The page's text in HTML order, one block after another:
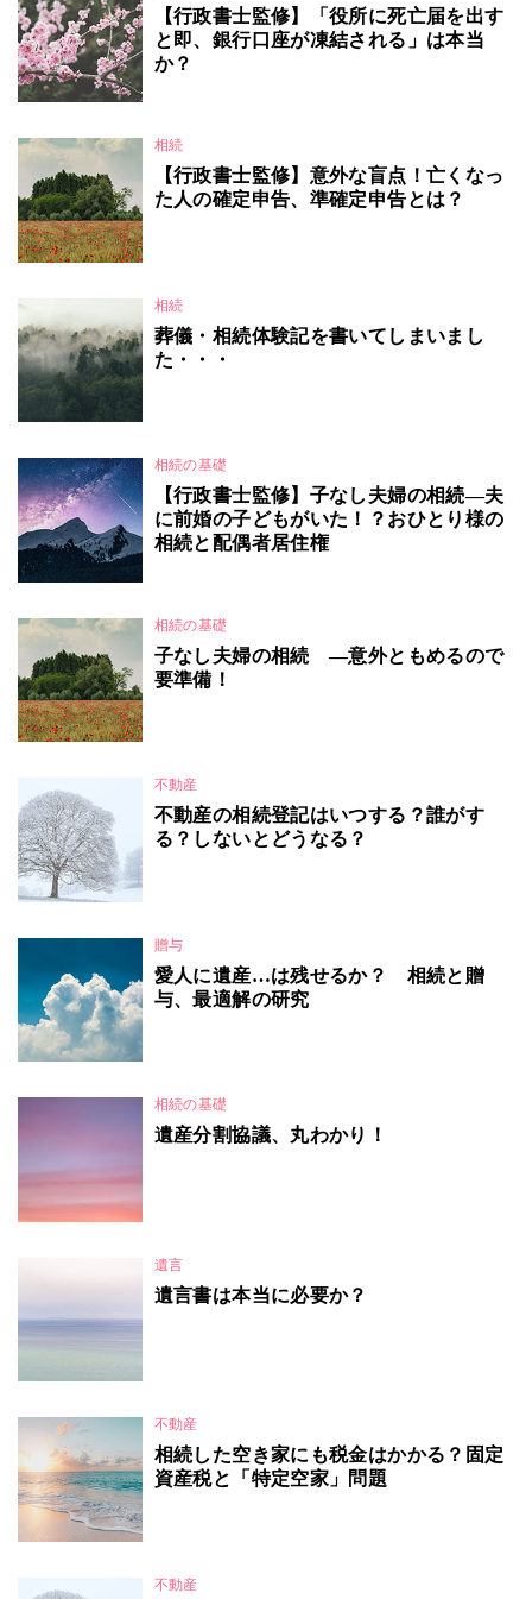
【行政書士監修】「役所に死亡届を出す
と即、銀行口座が凍結される」は本当
か？
相続
【行政書士監修】意外な盲点！亡くなっ
た人の確定申告、準確定申告とは？
相続
葬儀・相続体験記を書いてしまいまし
た・・・
相続の基礎
【行政書士監修】子なし夫婦の相続―夫
に前婚の子どもがいた！？おひとり様の
相続と配偶者居住権
相続の基礎
子なし夫婦の相続 ―意外ともめるので
要準備！
不動産
不動産の相続登記はいつする？誰がす
る？しないとどうなる？
贈与
愛人に遺産…は残せるか？ 相続と贈
与、最適解の研究
相続の基礎
遺産分割協議、丸わかり！
遺言
遺言書は本当に必要か？
不動産
相続した空き家にも税金はかかる？固定
資産税と「特定空家」問題
不動産